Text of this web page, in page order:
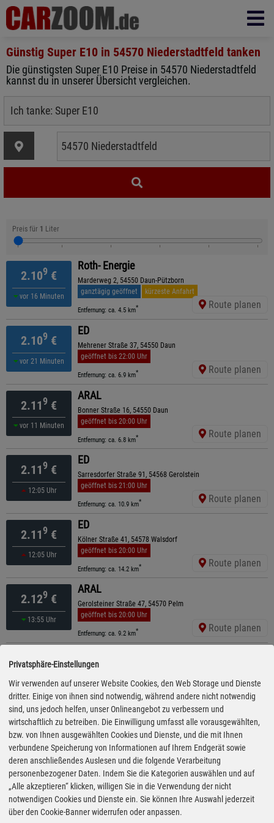
Günstig Super E10 in 54570 Niederstadtfeld tanken
Die günstigsten Super E10 Preise in 54570 Niederstadtfeld
kannst du in unserer Übersicht vergleichen.
Preis für 1 Liter
2.109 €
vor 16 Minuten
Roth- Energie
Marderweg 2, 54550 Daun-Pützborn
ganztägig geöffnet
kürzeste Anfahrt
Entfernung: ca. 4.5 km* Route planen
2.109 €
vor 21 Minuten
ED
Mehrener Straße 37, 54550 Daun
geöffnet bis 22:00 Uhr
Entfernung: ca. 6.9 km* Route planen
2.119 €
vor 11 Minuten
ARAL
Bonner Straße 16, 54550 Daun
geöffnet bis 20:00 Uhr
Entfernung: ca. 6.8 km* Route planen
2.119 €
12:05 Uhr
ED
Sarresdorfer Straße 91, 54568 Gerolstein
geöffnet bis 21:00 Uhr
Entfernung: ca. 10.9 km* Route planen
2.119 €
12:05 Uhr
ED
Kölner Straße 41, 54578 Walsdorf
geöffnet bis 20:00 Uhr
Entfernung: ca. 14.2 km* Route planen
2.129 €
13:55 Uhr
ARAL
Gerolsteiner Straße 47, 54570 Pelm
geöffnet bis 20:00 Uhr
Entfernung: ca. 9.2 km* Route planen
2.149€
13:50 Uhr
Wittlicher Straße 5, 54531 Manderscheid
geöffnet bis 18:00 Uhr
Entfernung: ca. 8.3 km* Route planen
2.159€
13:00 Uhr
bft
Holzmaarstr. 36, 54558 Gillenfeld
geöffnet bis 20:00 Uhr
Entfernung: ca. 10.8 km* Route planen
2.569€
gestern 12:10 Uhr
TotalEnergies
Bab A48 Eifel Ost , 54533 Niederoefflingen
ganztägig geöffnet
Privatsphäre-Einstellungen
Wir verwenden auf unserer Website Cookies, den Web Storage und Dienste
dritter. Einige von ihnen sind notwendig, während andere nicht notwendig
sind, uns jedoch helfen, unser Onlineangebot zu verbessern und
wirtschaftlich zu betreiben. Die Einwilligung umfasst alle vorausgewählten,
bzw. von Ihnen ausgewählten Cookies und Dienste, und die mit Ihnen
verbundene Speicherung von Informationen auf Ihrem Endgerät sowie
deren anschließendes Auslesen und die folgende Verarbeitung
personenbezogener Daten. Indem Sie die Kategorien auswählen und auf
„Alle akzeptieren“ klicken, willigen Sie in die Verwendung der nicht
notwendigen Cookies und Dienste ein. Sie können Ihre Auswahl jederzeit
über den Cookie-Banner widerrufen oder anpassen.